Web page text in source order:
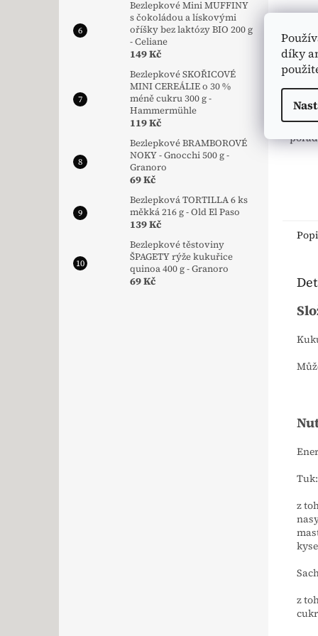
díky
Bezlepkové Mini MUFFINY
s čokoládou a lískovými
oříšky bez laktózy BIO 200 g
- Celiane
149 Kč
Bezlepkové SKOŘICOVÉ
MINI CEREÁLIE o 30 %
méně cukru 300 g -
Hammermühle
119 Kč
Bezlepkové BRAMBOROVÉ
NOKY - Gnocchi 500 g -
Granoro
69 Kč
Bezlepková TORTILLA 6 ks
měkká 216 g - Old El Paso
139 Kč
Bezlepkové těstoviny
ŠPAGETY rýže kukuřice
quinoa 400 g - Granoro
69 Kč
124
139
🍫
Tuk:
z
z